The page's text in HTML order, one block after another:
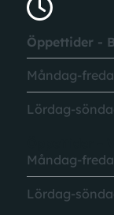
Öppettider -
Måndag-
Lördag-
Måndag-
Lördag-